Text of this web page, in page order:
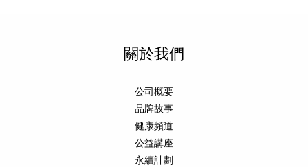
關於我們
公司概要
品牌故事
健康頻道
公益講座
永續計劃